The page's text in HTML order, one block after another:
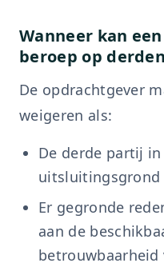
Wanneer kan
beroep op
De opdrachtgever
weigeren als:
De derde partij
uitsluitingsgrond
Er gegronde
aan de
betrouwbaarheid